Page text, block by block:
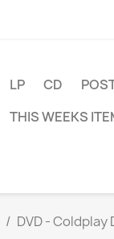
LP CD
THIS WEEKS
DVD - Coldplay